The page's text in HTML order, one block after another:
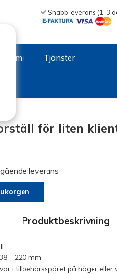
Snabb leverans (1-3
Tjänster
för liten
leverans
Produktbeskrivning
– 220 mm
i tillbehörsspåret på höger eller